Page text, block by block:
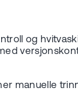
og
manuelle